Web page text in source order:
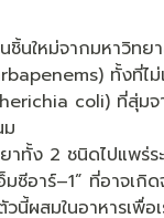
นใหม่จากมหาวิท
ทั้งที่ไ
coli) ที่สุ่มจ
าทั้ง 2 ชนิดไปแพ
ซีอาร์–1” ที่อาจเ
นี้ผสมในอาหารเพื่